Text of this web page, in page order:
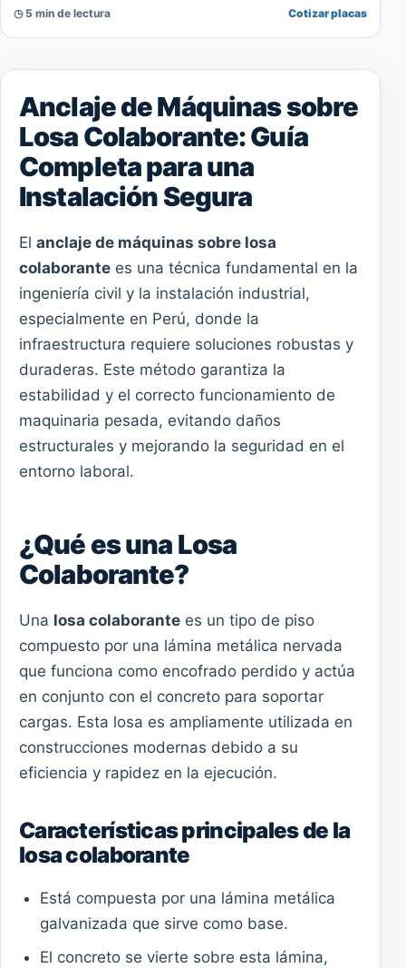
◷ 5 min de lectura Cotizar placas
Anclaje de Máquinas sobre
Losa Colaborante: Guía
Completa para una
Instalación Segura
El anclaje de máquinas sobre losa
colaborante es una técnica fundamental en la
ingeniería civil y la instalación industrial,
especialmente en Perú, donde la
infraestructura requiere soluciones robustas y
duraderas. Este método garantiza la
estabilidad y el correcto funcionamiento de
maquinaria pesada, evitando daños
estructurales y mejorando la seguridad en el
entorno laboral.
¿Qué es una Losa
Colaborante?
Una losa colaborante es un tipo de piso
compuesto por una lámina metálica nervada
que funciona como encofrado perdido y actúa
en conjunto con el concreto para soportar
cargas. Esta losa es ampliamente utilizada en
construcciones modernas debido a su
eficiencia y rapidez en la ejecución.
Características principales de la
losa colaborante
Está compuesta por una lámina metálica
galvanizada que sirve como base.
El concreto se vierte sobre esta lámina,